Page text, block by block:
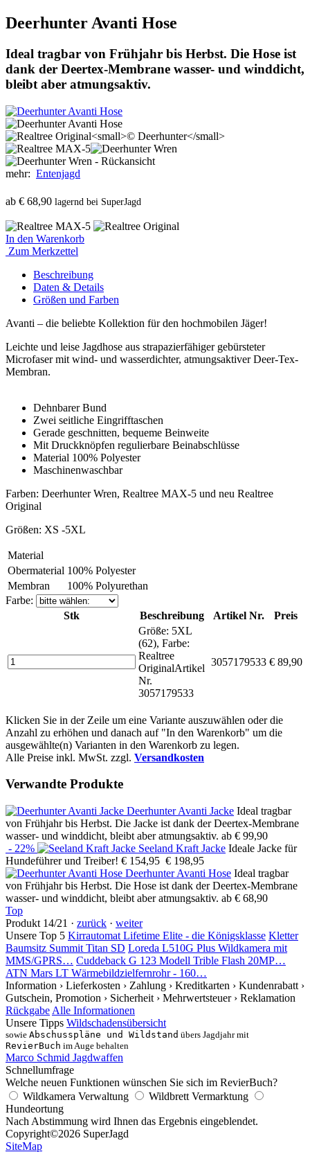
Deerhunter Avanti Hose
Ideal tragbar von Frühjahr bis Herbst. Die Hose ist
dank der Deertex-Membrane wasser- und winddicht,
bleibt aber atmungsaktiv.
mehr: Entenjagd
ab € 68,90 lagernd bei SuperJagd
In den Warenkorb
Zum Merkzettel
Beschreibung
Daten & Details
Größen und Farben
Avanti – die beliebte Kollektion für den hochmobilen Jäger!
Leichte und leise Jagdhose aus strapazierfähiger gebürsteter
Microfaser mit wind- und wasserdichter, atmungsaktiver Deer-Tex-
Membran.
Dehnbarer Bund
Zwei seitliche Eingrifftaschen
Gerade geschnitten, bequeme Beinweite
Mit Druckknöpfen regulierbare Beinabschlüsse
Material 100% Polyester
Maschinenwaschbar
Farben: Deerhunter Wren, Realtree MAX-5 und neu Realtree
Original
Größen: XS -5XL
Material
Obermaterial 100% Polyester
Membran
100% Polyurethan
Farbe:
Stk
Beschreibung Artikel Nr.
Preis
Größe: 5XL
(62), Farbe:
Realtree
OriginalArtikel
Nr.
3057179533
3057179533 € 89,90
Klicken Sie in der Zeile um eine Variante auszuwählen oder die
Anzahl zu erhöhen und danach auf "In den Warenkorb" um die
ausgewählte(n) Varianten in den Warenkorb zu legen.
Alle Preise inkl. MwSt. zzgl. Versandkosten
Verwandte Produkte
Deerhunter Avanti Jacke Ideal tragbar
von Frühjahr bis Herbst. Die Jacke ist dank der Deertex-Membrane
wasser- und winddicht, bleibt aber atmungsaktiv. ab € 99,90
- 22%
Seeland Kraft Jacke Ideale Jacke für
Hundeführer und Treiber! € 154,95 € 198,95
Deerhunter Avanti Hose Ideal tragbar
von Frühjahr bis Herbst. Die Hose ist dank der Deertex-Membrane
wasser- und winddicht, bleibt aber atmungsaktiv. ab € 68,90
Top
Produkt 14/21 · zurück · weiter
Unsere Top 5 Kirrautomat Lifetime Elite - die Königsklasse Kletter
Baumsitz Summit Titan SD Loreda L510G Plus Wildkamera mit
MMS/GPRS… Cuddeback G 123 Modell Trible Flash 20MP…
ATN Mars LT Wärmebildzielfernrohr - 160…
Information › Lieferkosten › Zahlung › Kreditkarten › Kundenrabatt ›
Gutschein, Promotion › Sicherheit › Mehrwertsteuer › Reklamation
Rückgabe Alle Informationen
Unsere Tipps Wildschadensübersicht
sowie Abschusspläne und Wildstand übers Jagdjahr mit
RevierBuch im Auge behalten
Marco Schmid Jagdwaffen
Schnellumfrage
Welche neuen Funktionen wünschen Sie sich im RevierBuch?
Wildkamera Verwaltung
Wildbrett Vermarktung
Hundeortung
Nach Abstimmung wird Ihnen das Ergebnis eingeblendet.
Copyright©2026 SuperJagd
SiteMap